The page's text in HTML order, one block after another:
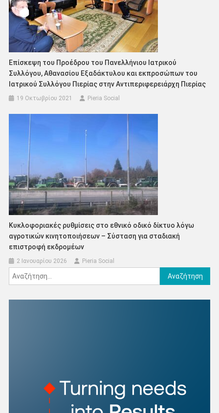
Επίσκεψη του Προέδρου του Πανελλήνιου Ιατρικού
Συλλόγου, Αθανασίου Εξαδάκτυλου και εκπροσώπων του
Ιατρικού Συλλόγου Πιερίας στην Αντιπεριφερειάρχη Πιερίας
19 Οκτωβρίου 2021 Pieria Social
Κυκλοφοριακές ρυθμίσεις στο εθνικό οδικό δίκτυο λόγω
αγροτικών κινητοποιήσεων – Σύσταση για σταδιακή
επιστροφή εκδρομέων
2 Ιανουαρίου 2026 Pieria Social
Αναζήτηση
για: